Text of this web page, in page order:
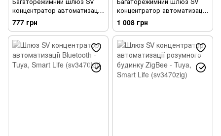
концентратор автоматизації
розумного будинку
бездротовий (WiFi, Tuya,
Smart Life, ZigBee) (sv3409)
777 грн
концентратор автоматизації
розумного будинку провідний
(Tuya, Smart Life, ZigBee)
(sv3408)
1 008 грн